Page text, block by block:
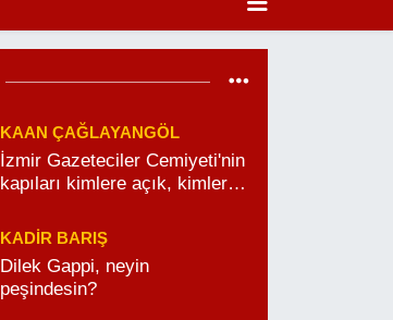
KAAN ÇAĞLAYANGÖL
İzmir Gazeteciler Cemiyeti'nin
kapıları kimlere açık, kimlere
KADIR BARIŞ
Dilek Gappi, neyin
peşindesin?